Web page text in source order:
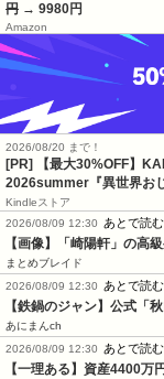
円 → 9980円
Amazon
2026/08/20 まで！
[PR] 【最大30%OFF】
2026summer『異世界お
Kindleストア
2026/08/09 12:30
あとで読む
【画像】「崎陽軒」の高
まとめブレイド
2026/08/09 12:30
あとで読む
【鉄鍋のジャン】公式「
あにまんch
2026/08/09 12:30
あとで読む
【一理ある】資産4400